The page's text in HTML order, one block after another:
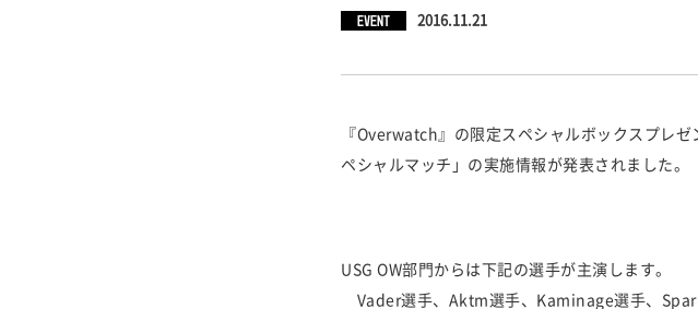
EVENT 2016.11.21
『Overwatch』の限定スペシャルボックスプレ
ペシャルマッチ」の実施情報が発表されました。
USG OW部門からは下記の選手が主演します。
Vader選手、Aktm選手、Kaminage選手、